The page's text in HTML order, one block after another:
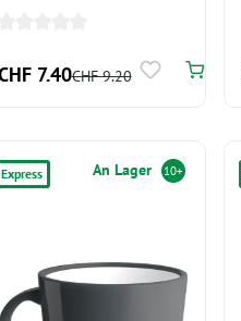
7.40CHF 9.20
Express An Lager 10+